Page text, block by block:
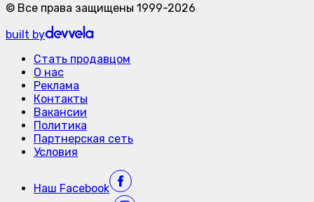
© Все права защищены 1999-2026
built by
Стать продавцом
О нас
Реклама
Контакты
Вакансии
Политика
Партнерская сеть
Условия
Наш Facebook